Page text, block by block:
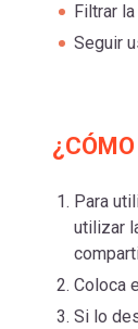
Filtrar
Seguir
Para
utilizar
Coloca
Si lo